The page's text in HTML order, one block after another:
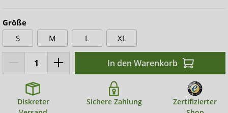
Größe
S
M L XL
In den Warenkorb
Diskreter
Sichere Zahlung
Zertifizierter